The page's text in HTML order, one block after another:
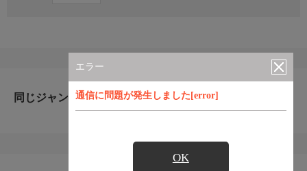
エラー
通信に問題が発生しました[error]
OK
同じジャンルのおすすめ番組